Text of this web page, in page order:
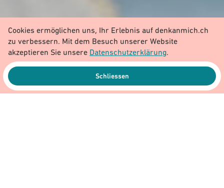
Cookies ermöglichen uns, Ihr Erlebnis auf denkanmich.ch
zu verbessern. Mit dem Besuch unserer Website
akzeptieren Sie unsere Datenschutzerklärung.
Schliessen